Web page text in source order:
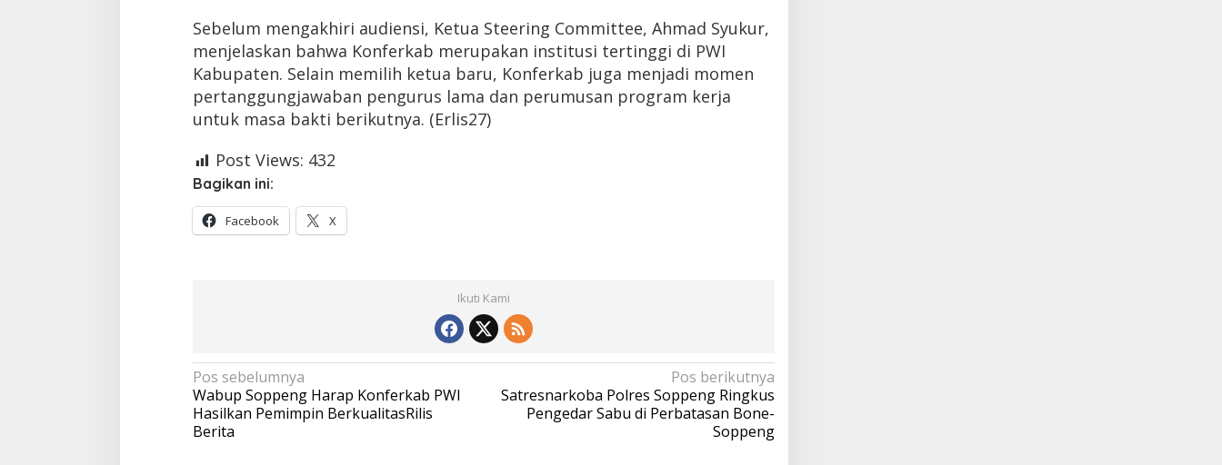
Sebelum mengakhiri audiensi, Ketua Steering Committee, Ahmad Syukur,
menjelaskan bahwa Konferkab merupakan institusi tertinggi di PWI
Kabupaten. Selain memilih ketua baru, Konferkab juga menjadi momen
pertanggungjawaban pengurus lama dan perumusan program kerja
untuk masa bakti berikutnya. (Erlis27)
Post Views: 432
Bagikan ini:
Facebook X
Ikuti Kami
Navigasi
pos
Pos sebelumnya
Wabup Soppeng Harap Konferkab PWI
Hasilkan Pemimpin BerkualitasRilis
Berita
Pos berikutnya
Satresnarkoba Polres Soppeng Ringkus
Pengedar Sabu di Perbatasan Bone-
Soppeng